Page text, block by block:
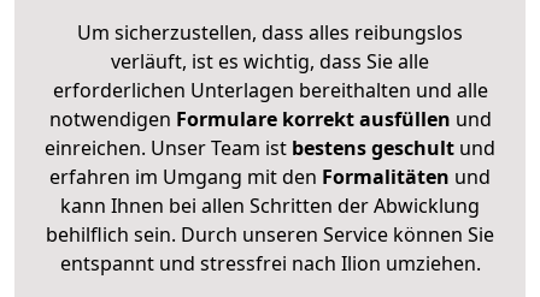
Um sicherzustellen, dass alles reibungslos
verläuft, ist es wichtig, dass Sie alle
erforderlichen Unterlagen bereithalten und alle
notwendigen Formulare korrekt ausfüllen und
einreichen. Unser Team ist bestens geschult und
erfahren im Umgang mit den Formalitäten und
kann Ihnen bei allen Schritten der Abwicklung
behilflich sein. Durch unseren Service können Sie
entspannt und stressfrei nach Ilion umziehen.